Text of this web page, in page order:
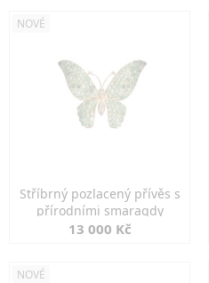
NOVÉ
Stříbrný pozlacený přívěs s
přírodními smaragdy
13 000 Kč
NOVÉ